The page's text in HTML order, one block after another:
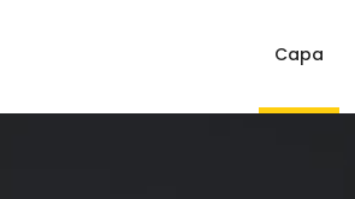
Capa